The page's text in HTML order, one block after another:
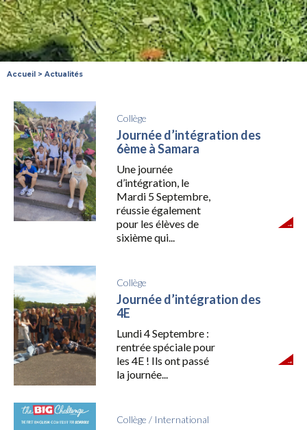
Accueil > Actualités
Collège
Journée d’intégration des
6ème à Samara
Une journée
d’intégration, le
Mardi 5 Septembre,
réussie également
pour les élèves de
sixième qui...
Collège
Journée d’intégration des
4E
Lundi 4 Septembre :
rentrée spéciale pour
les 4E ! Ils ont passé
la journée...
Collège / International